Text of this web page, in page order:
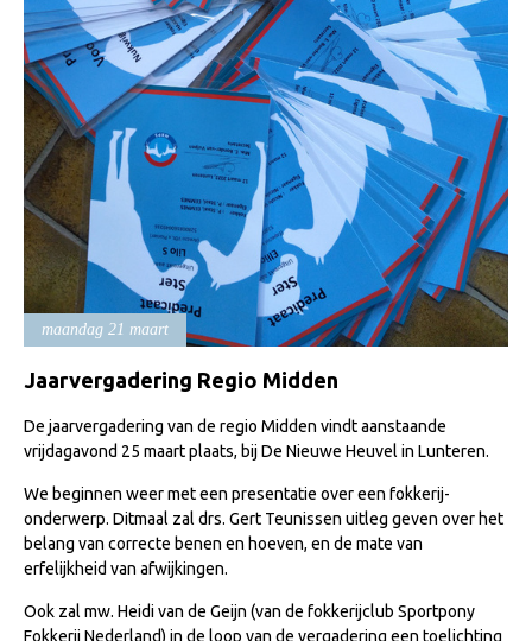
Import registratie
Veulenregistratie
I&R Registratie
Informatie overschrijven paspoort
Formulier overschrijven op naam
Animal Health Regulation
Gids voor Goede Praktijken
Marktplaats
Tarievenlijst
Veel gestelde vragen
Webshop
NRPS Select Sale
NRPS Keuringen
Regionale Keuringen
maandag 21 maart
Jaarvergadering Regio Midden
De jaarvergadering van de regio Midden vindt aanstaande
vrijdagavond 25 maart plaats, bij De Nieuwe Heuvel in Lunteren.
We beginnen weer met een presentatie over een fokkerij-
onderwerp. Ditmaal zal drs. Gert Teunissen uitleg geven over het
belang van correcte benen en hoeven, en de mate van
erfelijkheid van afwijkingen.
Ook zal mw. Heidi van de Geijn (van de fokkerijclub Sportpony
Fokkerij Nederland) in de loop van de vergadering een toelichting